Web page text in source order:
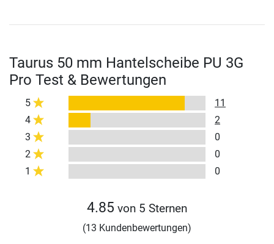
Taurus 50 mm Hantelscheibe PU 3G
Pro Test & Bewertungen
5
11
4
2
3
0
2
0
1
0
4.85 von 5 Sternen
(13 Kundenbewertungen)